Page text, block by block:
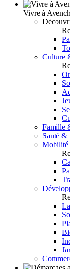
Vivre à
Culture
Famille
Santé &
Mobilité